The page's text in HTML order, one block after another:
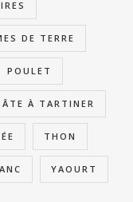
DE TERRE
POULET
À TARTINER
THON
YAOURT